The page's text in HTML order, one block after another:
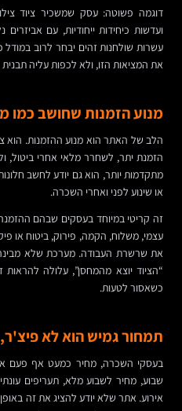
דוגמה פשוטה: עסק שמשכיר ציוד
ועדשות כיחידות ייחודיות, עם
עשרות שולחנות זהים יבחר לרוב
את המציאות הזו, ולא לכפות עליה
מנוע הזמנות שחושב כמו
הלב של האתר הוא מנוע ההזמנות. הוא
הזמנת יתר, לשחרר מלאי אחרי ביטול,
מתקדמות יותר, הוא גם יודע לחשב
או שינוע לפני ואחרי השכרה.
זה קריטי במיוחד בעסקים שבהם
עצמי, משלוח, הקמה, פירוק, ביטוח או
את שרשרת העבודה. מערכת שלא מבינה
“הציוד יוצא מהמחסן”, עלולה להראות
כשאסור לטעות.
תמחור גמיש הוא לא פיצ'ר,
בעסקי השכרה, מחיר כמעט אף פעם
שבוע, מחיר לשבוע מלא, תעריפים
אירוע. אתר שלא יודע להציג את זה